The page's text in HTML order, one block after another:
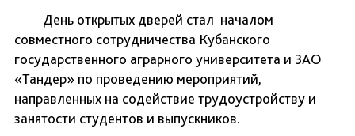
День открытых дверей стал началом
совместного сотрудничества Кубанского
государственного аграрного университета и ЗАО
«Тандер» по проведению мероприятий,
направленных на содействие трудоустройству и
занятости студентов и выпускников.